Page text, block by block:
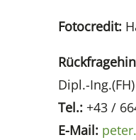
Fotocredit:
Dipl.-
Tel.: +43 /
E-Mail: